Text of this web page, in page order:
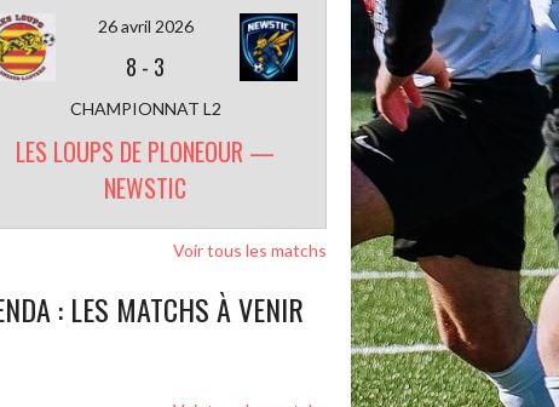
26 avril 2026
8 - 3
CHAMPIONNAT L2
LES LOUPS DE PLONEOUR —
NEWSTIC
Voir tous les matchs
: LES MATCHS À VENIR